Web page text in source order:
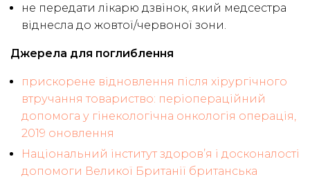
не передати лікарю дзвінок, який медсестра
віднесла до жовтої/червоної зони.
Джерела для поглиблення
прискорене відновлення після хірургічного
втручання товариство: періопераційний
допомога у гінекологічна онкологія операція,
2019 оновлення
Національний інститут здоров’я і досконалості
допомоги Великої Британії британська